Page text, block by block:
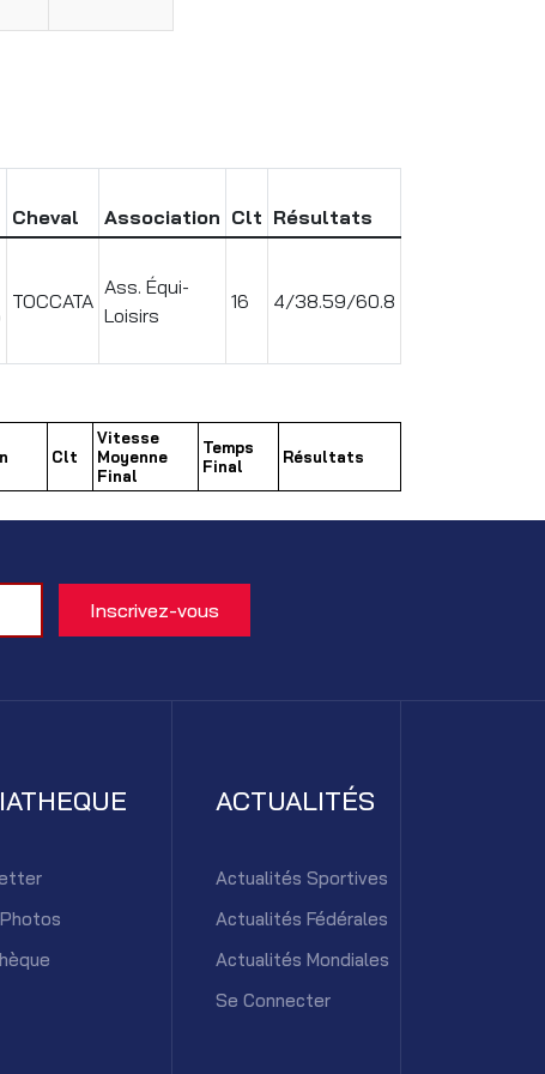
Cheval Association Clt Résultats
TOCCATA
Ass. Équi-
Loisirs
16 4/38.59/60.8
Clt
Vitesse
Moyenne
Final
Temps
Final
Résultats
ACTUALITÉS
Actualités Sportives
Actualités Fédérales
Actualités Mondiales
Se Connecter